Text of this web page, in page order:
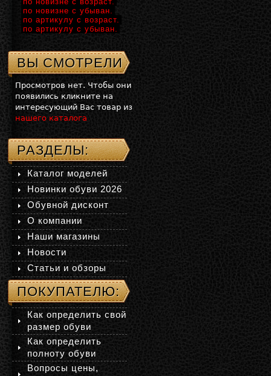
по новизне с убыван.
по артикулу с возраст.
по артикулу с убыван.
ВЫ СМОТРЕЛИ
Просмотров нет. Чтобы они
появились кликните на
интересующий Вас товар из
нашего каталога
РАЗДЕЛЫ:
Каталог моделей
Новинки обуви 2026
Обувной дисконт
О компании
Наши магазины
Новости
Статьи и обзоры
ПОКУПАТЕЛЮ:
Как определить свой
размер обуви
Как определить
полноту обуви
Вопросы цены,